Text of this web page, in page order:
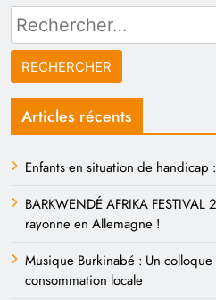
Rechercher :
Articles récents
Enfants en situation de
BARKWENDÉ AFRIKA
rayonne en Allemagne !
Musique Burkinabé : Un
consommation locale